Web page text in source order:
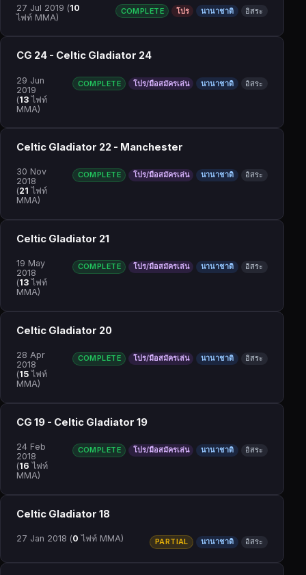
27 Jul 2019 (10
ไฟท์ MMA)
COMPLETE โปร นานาชาติ อิสระ
29 Jun
2019
(13 ไฟท์
MMA)
CG 24 - Celtic Gladiator 24
COMPLETE โปร/มือสมัครเล่น นานาชาติ อิสระ
30 Nov
2018
(21 ไฟท์
MMA)
Celtic Gladiator 22 - Manchester
COMPLETE โปร/มือสมัครเล่น นานาชาติ อิสระ
19 May
2018
(13 ไฟท์
MMA)
Celtic Gladiator 21
COMPLETE โปร/มือสมัครเล่น นานาชาติ อิสระ
28 Apr
2018
(15 ไฟท์
MMA)
Celtic Gladiator 20
COMPLETE โปร/มือสมัครเล่น นานาชาติ อิสระ
24 Feb
2018
(16 ไฟท์
MMA)
CG 19 - Celtic Gladiator 19
COMPLETE โปร/มือสมัครเล่น นานาชาติ อิสระ
27 Jan 2018 (0 ไฟท์ MMA)
Celtic Gladiator 18
PARTIAL นานาชาติ อิสระ